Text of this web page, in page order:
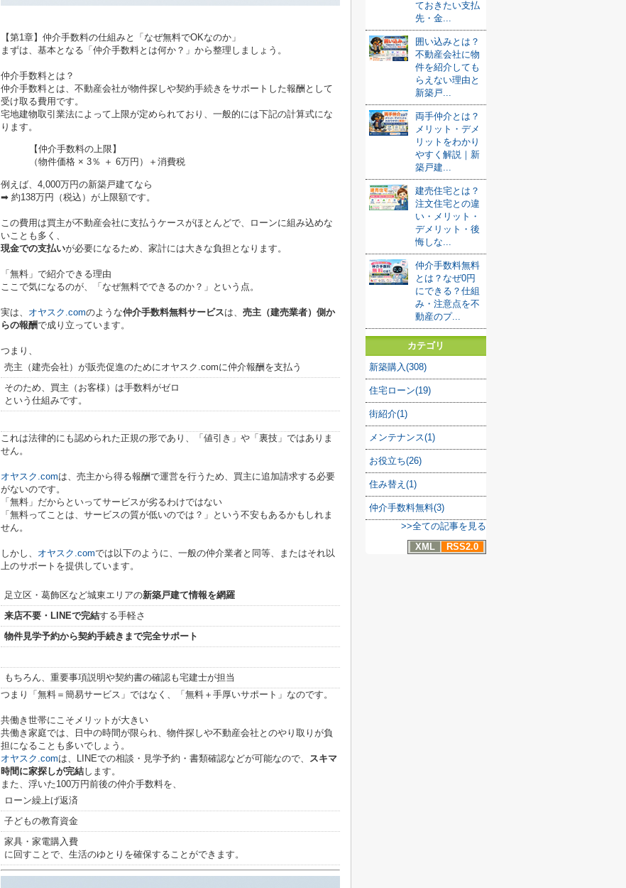
【第1章】仲介手数料の仕組みと「なぜ無料でOKなのか」
まずは、基本となる「仲介手数料とは何か？」から整理しましょう。
仲介手数料とは？
仲介手数料とは、不動産会社が物件探しや契約手続きをサポートした報酬として
受け取る費用です。
宅地建物取引業法によって上限が定められており、一般的には下記の計算式にな
ります。
【仲介手数料の上限】
（物件価格 × 3％ ＋ 6万円）＋消費税
例えば、4,000万円の新築戸建てなら
➡ 約138万円（税込）が上限額です。
この費用は買主が不動産会社に支払うケースがほとんどで、ローンに組み込めな
いことも多く、
現金での支払いが必要になるため、家計には大きな負担となります。
「無料」で紹介できる理由
ここで気になるのが、「なぜ無料でできるのか？」という点。
実は、 オヤスク.comのような仲介手数料無料サービスは、 売主（建売業者）側か
らの報酬で成り立っています。
つまり、
売主（建売会社）が販売促進のためにオヤスク.comに仲介報酬を支払う
そのため、買主（お客様）は手数料がゼロ
という仕組みです。
これは法律的にも認められた正規の形であり、「値引き」や「裏技」ではありま
せん。
オヤスク.comは、売主から得る報酬で運営を行うため、買主に追加請求する必要
がないのです。
「無料」だからといってサービスが劣るわけではない
「無料ってことは、サービスの質が低いのでは？」という不安もあるかもしれま
せん。
しかし、 オヤスク.comでは以下のように、一般の仲介業者と同等、またはそれ以
上のサポートを提供しています。
足立区・葛飾区など城東エリアの新築戸建て情報を網羅
来店不要・LINEで完結する手軽さ
物件見学予約から契約手続きまで完全サポート
もちろん、重要事項説明や契約書の確認も宅建士が担当
つまり「無料＝簡易サービス」ではなく、「無料＋手厚いサポート」なのです。
共働き世帯にこそメリットが大きい
共働き家庭では、日中の時間が限られ、物件探しや不動産会社とのやり取りが負
担になることも多いでしょう。
オヤスク.comは、LINEでの相談・見学予約・書類確認などが可能なので、
スキマ
時間に家探しが完結します。
また、浮いた100万円前後の仲介手数料を、
ローン繰上げ返済
子どもの教育資金
家具・家電購入費
に回すことで、生活のゆとりを確保することができます。
ておきたい支払
先・金...
囲い込みとは？
不動産会社に物
件を紹介しても
らえない理由と
新築戸...
両手仲介とは？
メリット・デメ
リットをわかり
やすく解説｜新
築戸建...
建売住宅とは？
注文住宅との違
い・メリット・
デメリット・後
悔しな...
仲介手数料無料
とは？なぜ0円
にできる？仕組
み・注意点を不
動産のプ...
カテゴリ
新築購入(308)
住宅ローン(19)
街紹介(1)
メンテナンス(1)
お役立ち(26)
住み替え(1)
仲介手数料無料(3)
>>全ての記事を見る
XML
RSS2.0